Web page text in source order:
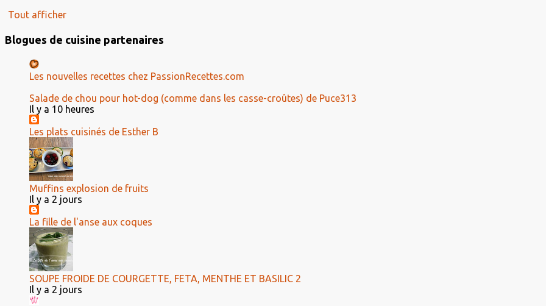
Tout afficher
Blogues de cuisine partenaires
Les nouvelles recettes chez PassionRecettes.com
Salade de chou pour hot-dog (comme dans les casse-croûtes) de Puce313
Il y a 10 heures
Les plats cuisinés de Esther B
Muffins explosion de fruits
Il y a 2 jours
La fille de l'anse aux coques
SOUPE FROIDE DE COURGETTE, FETA, MENTHE ET BASILIC 2
Il y a 2 jours